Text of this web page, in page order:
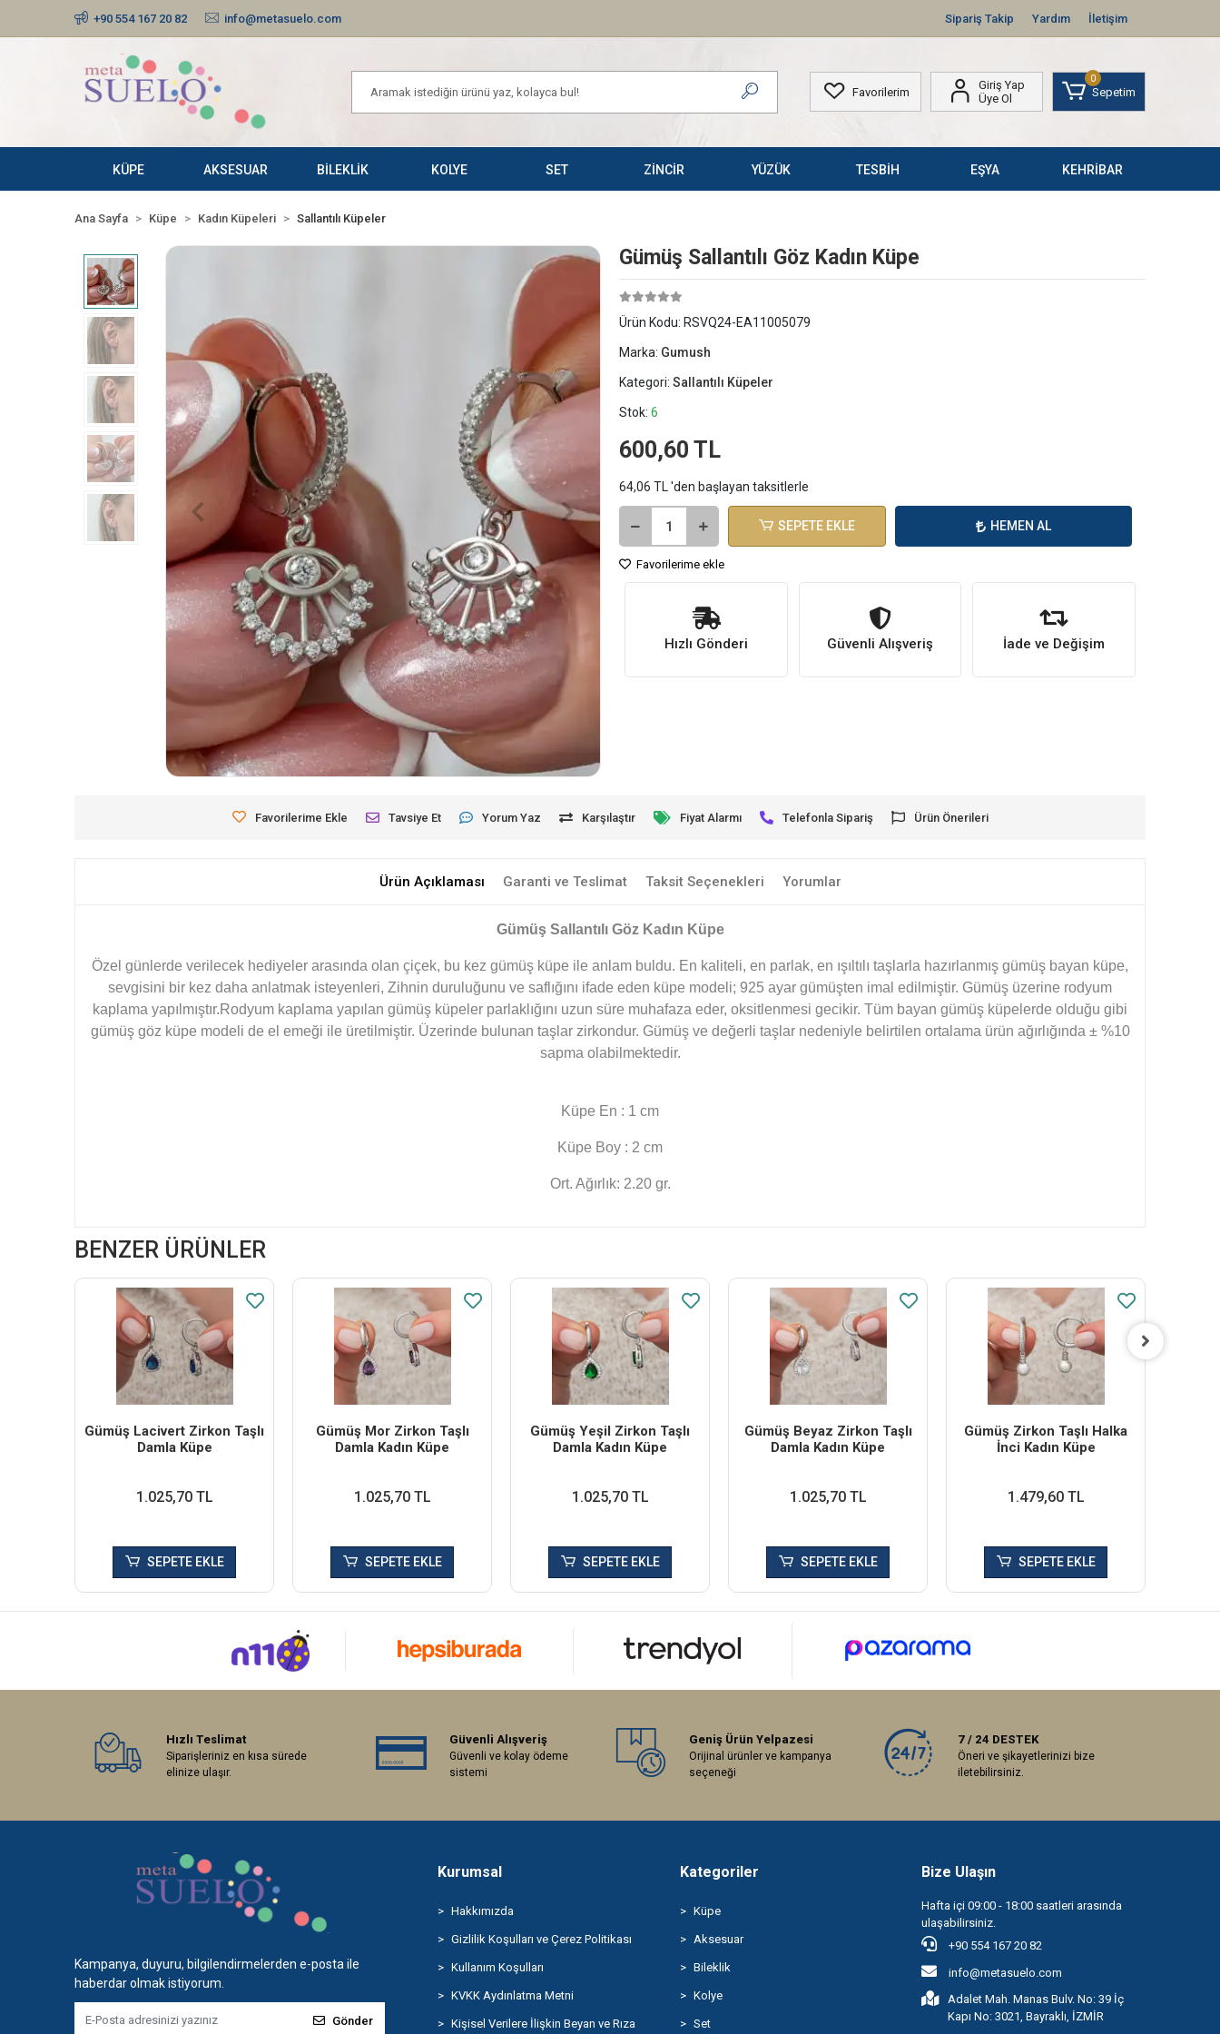
+90 554 167 20 82 info@metasuelo.com Sipariş Takip Yardım İletişim
Favorilerim
Giriş Yap
Üye Ol
0
Sepetim
KÜPE AKSESUAR BİLEKLİK KOLYE SET ZİNCİR YÜZÜK TESBİH EŞYA KEHRİBAR
Ana Sayfa Küpe Kadın Küpeleri Sallantılı Küpeler
Gümüş Sallantılı Göz Kadın Küpe
Ürün Kodu: RSVQ24-EA11005079
Marka: Gumush
Kategori: Sallantılı Küpeler
Stok: 6
600,60 TL
64,06 TL 'den başlayan taksitlerle
SEPETE EKLE HEMEN AL
Favorilerime ekle
Hızlı Gönderi Güvenli Alışveriş İade ve Değişim
Favorilerime Ekle Tavsiye Et Yorum Yaz Karşılaştır Fiyat Alarmı Telefonla Sipariş Ürün Önerileri
Ürün Açıklaması Garanti ve Teslimat Taksit Seçenekleri Yorumlar
Gümüş Sallantılı Göz Kadın Küpe
Özel günlerde verilecek hediyeler arasında olan çiçek, bu kez gümüş küpe ile anlam buldu. En kaliteli, en parlak, en ışıltılı taşlarla hazırlanmış gümüş bayan küpe,
sevgisini bir kez daha anlatmak isteyenleri, Zihnin duruluğunu ve saflığını ifade eden küpe modeli; 925 ayar gümüşten imal edilmiştir. Gümüş üzerine rodyum
kaplama yapılmıştır.Rodyum kaplama yapılan gümüş küpeler parlaklığını uzun süre muhafaza eder, oksitlenmesi gecikir. Tüm bayan gümüş küpelerde olduğu gibi
gümüş göz küpe modeli de el emeği ile üretilmiştir. Üzerinde bulunan taşlar zirkondur. Gümüş ve değerli taşlar nedeniyle belirtilen ortalama ürün ağırlığında ± %10
sapma olabilmektedir.
Küpe En : 1 cm
Küpe Boy : 2 cm
Ort. Ağırlık: 2.20 gr.
BENZER ÜRÜNLER
Gümüş Lacivert Zirkon Taşlı
Damla Küpe
1.025,70 TL
SEPETE EKLE
Gümüş Mor Zirkon Taşlı
Damla Kadın Küpe
1.025,70 TL
SEPETE EKLE
Gümüş Yeşil Zirkon Taşlı
Damla Kadın Küpe
1.025,70 TL
SEPETE EKLE
Gümüş Beyaz Zirkon Taşlı
Damla Kadın Küpe
1.025,70 TL
SEPETE EKLE
Gümüş Zirkon Taşlı Halka
İnci Kadın Küpe
1.479,60 TL
SEPETE EKLE
Hızlı Teslimat
Siparişleriniz en kısa sürede
elinize ulaşır.
Güvenli Alışveriş
Güvenli ve kolay ödeme
sistemi
Geniş Ürün Yelpazesi
Orijinal ürünler ve kampanya
seçeneği
7 / 24 DESTEK
Öneri ve şikayetlerinizi bize
iletebilirsiniz.
Kampanya, duyuru, bilgilendirmelerden e-posta ile
haberdar olmak istiyorum.
Gönder
Kurumsal
Hakkımızda
Gizlilik Koşulları ve Çerez Politikası
Kullanım Koşulları
KVKK Aydınlatma Metni
Kişisel Verilere İlişkin Beyan ve Rıza
Kategoriler
Küpe
Aksesuar
Bileklik
Kolye
Set
Bize Ulaşın
Hafta içi 09:00 - 18:00 saatleri arasında
ulaşabilirsiniz.
+90 554 167 20 82
info@metasuelo.com
Adalet Mah. Manas Bulv. No: 39 İç
Kapı No: 3021, Bayraklı, İZMİR